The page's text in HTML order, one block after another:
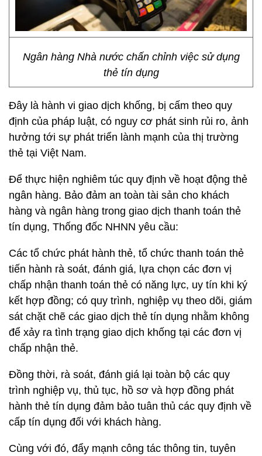
Ngân hàng Nhà nước chấn chỉnh việc sử dụng
thẻ tín dụng
Đây là hành vi giao dịch khống, bị cấm theo quy
định của pháp luật, có nguy cơ phát sinh rủi ro, ảnh
hưởng tới sự phát triển lành mạnh của thị trường
thẻ tại Việt Nam.
Để thực hiện nghiêm túc quy định về hoạt động thẻ
ngân hàng. Bảo đảm an toàn tài sản cho khách
hàng và ngân hàng trong giao dịch thanh toán thẻ
tín dụng, Thống đốc NHNN yêu cầu:
Các tổ chức phát hành thẻ, tổ chức thanh toán thẻ
tiến hành rà soát, đánh giá, lựa chọn các đơn vị
chấp nhận thanh toán thẻ có năng lực, uy tín khi ký
kết hợp đồng; có quy trình, nghiệp vụ theo dõi, giám
sát chặt chẽ các giao dịch thẻ tín dụng nhằm không
để xảy ra tình trạng giao dịch khống tại các đơn vị
chấp nhận thẻ.
Đồng thời, rà soát, đánh giá lại toàn bộ các quy
trình nghiệp vụ, thủ tục, hồ sơ và hợp đồng phát
hành thẻ tín dụng đảm bảo tuân thủ các quy định về
cấp tín dụng đối với khách hàng.
Cùng với đó, đẩy mạnh công tác thông tin, tuyên